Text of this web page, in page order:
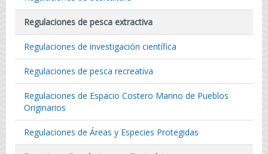
Regulaciones de pesca extractiva
Regulaciones de investigación científica
Regulaciones de pesca recreativa
Regulaciones de Espacio Costero Marino de Pueblos
Originarios
Regulaciones de Áreas y Especies Protegidas